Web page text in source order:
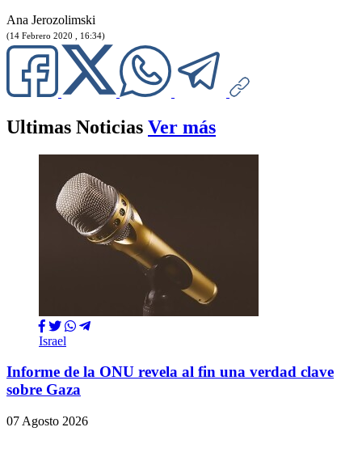
Ana Jerozolimski
(14 Febrero 2020 , 16:34)
Ultimas Noticias Ver más
Israel
Informe de la ONU revela al fin una verdad clave
sobre Gaza
07 Agosto 2026